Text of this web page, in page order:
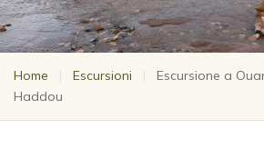
Home | Escursioni |
Escursione a
Haddou